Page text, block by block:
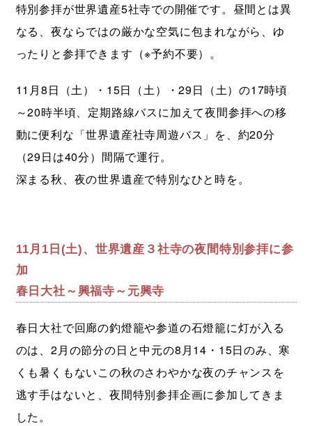
特別参拝が世界遺産5社寺での開催です。昼間とは異
なる、夜ならではの厳かな空気に包まれながら、ゆ
ったりと参拝できます（※予約不要）。
11月8日（土）・15日（土）・29日（土）の17時頃
～20時半頃、定期路線バスに加えて夜間参拝への移
動に便利な「世界遺産社寺周遊バス」を、約20分
（29日は40分）間隔で運行。
深まる秋、夜の世界遺産で特別なひと時を。
11月1日(土)、世界遺産３社寺の夜間特別参拝に参
加
春日大社～興福寺～元興寺
春日大社で回廊の釣燈籠や参道の石燈籠に灯が入る
のは、2月の節分の日と中元の8月14・15日のみ、寒
くも暑くもないこの秋のさわやかな夜のチャンスを
逃す手はないと、夜間特別参拝企画に参加してきま
した。